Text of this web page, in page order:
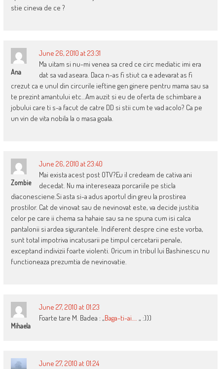
stie cineva de ce ?
Ana
June 26, 2010 at 23:31
Ma uitam si nu-mi venea sa cred ce circ mediatic imi era
dat sa vad aseara. Daca n-as fi stiut ca e adevarat as fi
crezut ca e unul din circurile ieftine gen ginere pentru mama sau sa
te prezint amantului etc…Am auzit si eu de oferta de schimbare a
jobului care ti s-a facut de catre DD si stii cum te vad acolo? Ca pe
un vin de vita nobila la o masa goala.
Zombie
June 26, 2010 at 23:40
Mai exista acest post OTV?Eu il credeam de cativa ani
decedat. Nu ma intereseaza porcariile pe sticla
diaconesciene.Si asta si-a adus aportul din greu la prostirea
prostilor. Cat de vinovat sau de nevinovat este, va decide justitia
celor pe care ii chema sa hahaie sau sa ne spuna cum isi calca
pantalonii si ardea sigurantele. Indiferent despre cine este vorba,
sunt total impotriva incatusarii pe timpul cercetarii penale,
exceptand indivizii foarte violenti. Oricum in tribul lui Bashinescu nu
functioneaza prezumtia de nevinovatie.
Mihaela
June 27, 2010 at 01:23
Foarte tare M. Badea : „Baga-ti-ai…. „ :)))
June 27, 2010 at 01:24